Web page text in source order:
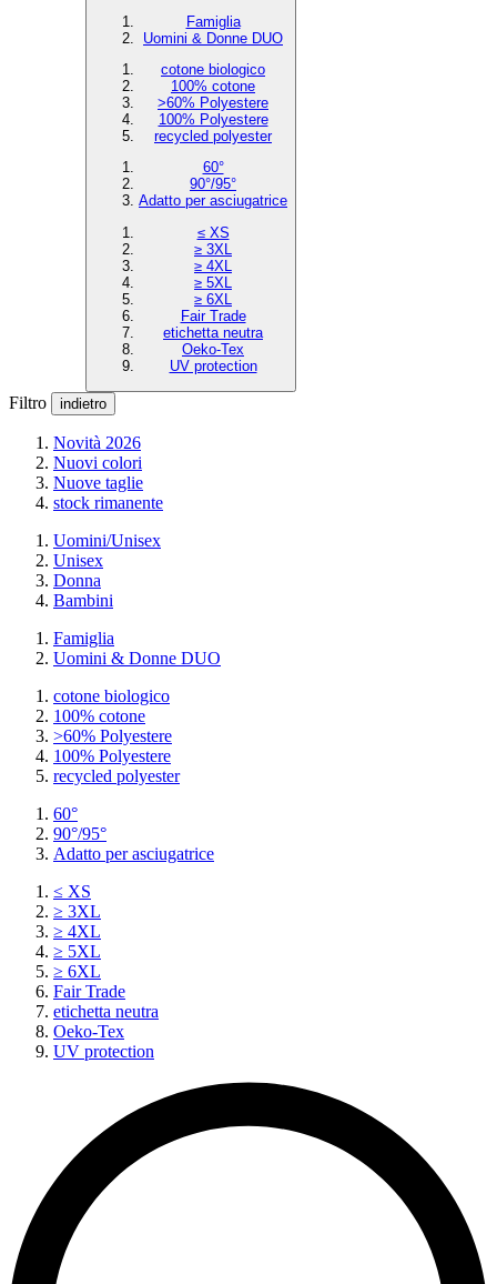
Famiglia
Uomini & Donne DUO
cotone biologico
100% cotone
>60% Polyestere
100% Polyestere
recycled polyester
60°
90°/95°
Adatto per asciugatrice
≤ XS
≥ 3XL
≥ 4XL
≥ 5XL
≥ 6XL
Fair Trade
etichetta neutra
Oeko-Tex
UV protection
Filtro indietro
Novità 2026
Nuovi colori
Nuove taglie
stock rimanente
Uomini/Unisex
Unisex
Donna
Bambini
Famiglia
Uomini & Donne DUO
cotone biologico
100% cotone
>60% Polyestere
100% Polyestere
recycled polyester
60°
90°/95°
Adatto per asciugatrice
≤ XS
≥ 3XL
≥ 4XL
≥ 5XL
≥ 6XL
Fair Trade
etichetta neutra
Oeko-Tex
UV protection